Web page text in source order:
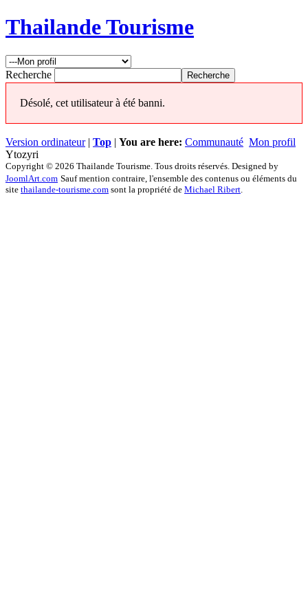
Thailande Tourisme
Recherche
Désolé, cet utilisateur à été banni.
Version ordinateur| Top | You are here: Communauté Mon profil
Ytozyri
Copyright © 2026 Thailande Tourisme. Tous droits réservés. Designed by
JoomlArt.com Sauf mention contraire, l'ensemble des contenus ou éléments du
site thailande-tourisme.com sont la propriété de Michael Ribert